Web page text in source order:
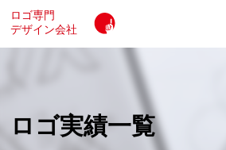
ロゴ専門
デザイン会社
ロゴ実績一覧